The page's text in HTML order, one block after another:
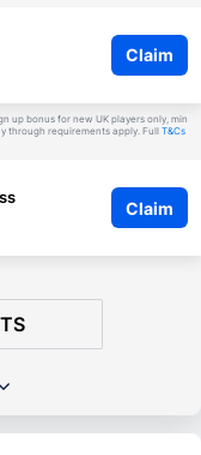
Claim
up bonus for new UK players only, min
through requirements apply. Full T&Cs
Claim